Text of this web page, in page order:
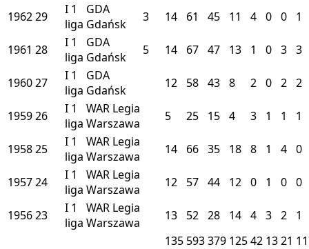
196229 I 1
liga
GDA
Gdańsk
3 14 61 45 11 4 0 0 1
1961 28 I 1
liga
GDA
Gdańsk
5 14 67 47 13 1 0 3 3
196027 I 1
liga
GDA
Gdańsk
12 58 43 8 2 0 2 2
195926 I 1
liga
WAR Legia
Warszawa
5 25 15 4 3 1 1 1
195825 I 1
liga
WAR Legia
Warszawa
14 66 35 18 8 1 4 0
195724 I 1
liga
WAR Legia
Warszawa
12 57 44 12 0 1 0 0
195623 I 1
liga
WAR Legia
Warszawa
13 52 28 14 4 3 2
1
135 593379 12542 1321 11